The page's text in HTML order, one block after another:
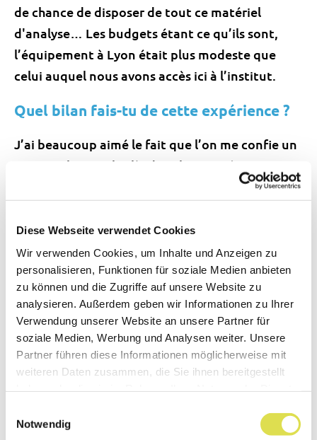
Diese Webseite verwendet Cookies
Wir verwenden Cookies, um Inhalte und Anzeigen zu
personalisieren, Funktionen für soziale Medien anbieten
zu können und die Zugriffe auf unsere Website zu
analysieren. Außerdem geben wir Informationen zu Ihrer
Verwendung unserer Website an unsere Partner für
soziale Medien, Werbung und Analysen weiter. Unsere
Partner führen diese Informationen möglicherweise mit
weiteren Daten zusammen, die Sie ihnen bereitgestellt
Notwendig
de chance de disposer de tout ce matériel
d'analyse… Les budgets étant ce qu’ils sont,
l’équipement à Lyon était plus modeste que
celui auquel nous avons accès ici à l’institut.
Quel bilan fais-tu de cette expérience ?
J’ai beaucoup aimé le fait que l’on me confie un
projet tel que celui-là, dans le sens où je sais que
cela va permettre de faire évoluer les choses au
pierre à l’édifice en quelque sorte ! Ce stage a
vraiment été une expérience bénéfique.
L’équipe était par ailleurs très sympathique et
c’était agréable de voir une aussi bonne
ambiance de travail.
Comment imagines-tu le passage à la vie
professionnelle ?
je pense que le passage à la vie professionnelle